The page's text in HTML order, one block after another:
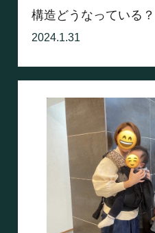
構造どうなっている？
2024.1.31